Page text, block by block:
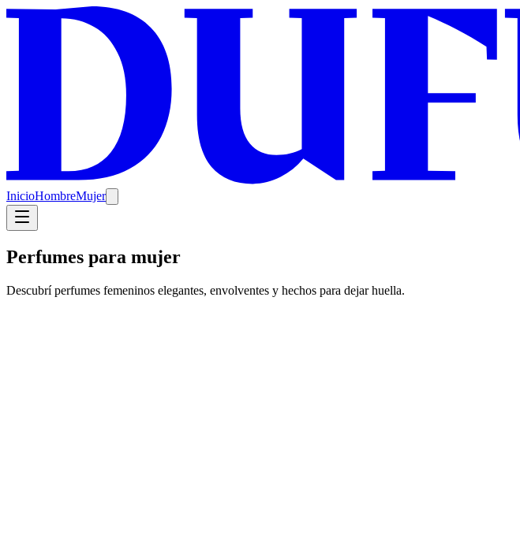
InicioHombreMujer
Perfumes para mujer
Descubrí perfumes femeninos elegantes, envolventes y hechos para dejar huella.